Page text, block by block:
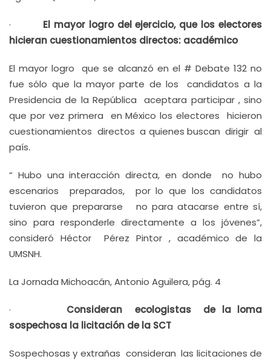
· El mayor logro del ejercicio, que los electores
hicieran cuestionamientos directos: académico
El mayor logro que se alcanzó en el # Debate 132 no
fue sólo que la mayor parte de los candidatos a la
Presidencia de la República aceptara participar , sino
que por vez primera en México los electores hicieron
cuestionamientos directos a quienes buscan dirigir al
país.
“ Hubo una interacción directa, en donde no hubo
escenarios preparados, por lo que los candidatos
tuvieron que prepararse no para atacarse entre sí,
sino para responderle directamente a los jóvenes”,
consideró Héctor Pérez Pintor , académico de la
UMSNH.
La Jornada Michoacán, Antonio Aguilera, pág. 4
· Consideran ecologistas de la loma
sospechosa la licitación de la SCT
Sospechosas y extrañas consideran las licitaciones de